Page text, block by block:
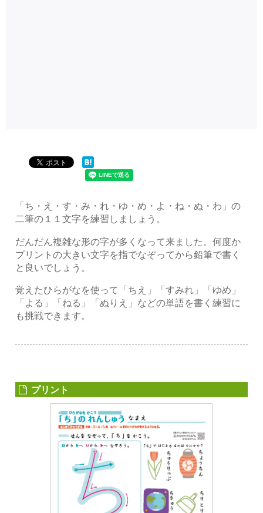
「ち・え・す・み・れ・ゆ・め・よ・ね・ぬ・わ」の
二筆の１１文字を練習しましょう。
だんだん複雑な形の字が多くなって来ました。何度か
プリントの大きい文字を指でなぞってから鉛筆で書く
と良いでしょう。
覚えたひらがなを使って「ちえ」「すみれ」「ゆめ」
「よる」「ねる」「ぬりえ」などの単語を書く練習に
も挑戦できます。
プリント